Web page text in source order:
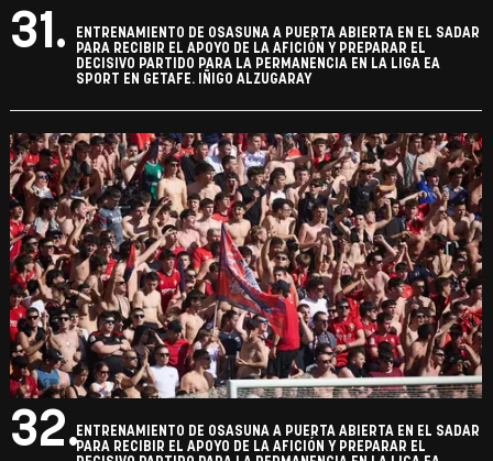
31.
ENTRENAMIENTO DE OSASUNA A PUERTA ABIERTA EN EL SADAR
PARA RECIBIR EL APOYO DE LA AFICIÓN Y PREPARAR EL
DECISIVO PARTIDO PARA LA PERMANENCIA EN LA LIGA EA
SPORT EN GETAFE. IÑIGO ALZUGARAY
32.ENTRENAMIENTO DE OSASUNA A PUERTA ABIERTA EN EL SADAR
PARA RECIBIR EL APOYO DE LA AFICIÓN Y PREPARAR EL